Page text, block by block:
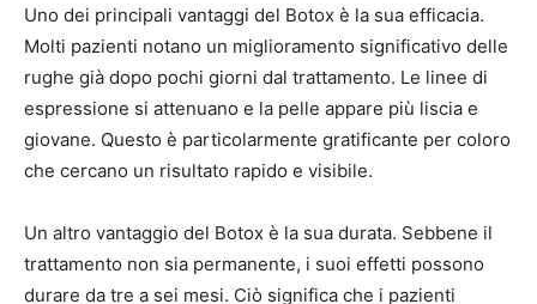
Uno dei principali vantaggi del Botox è la sua efficacia.
Molti pazienti notano un miglioramento significativo delle
rughe già dopo pochi giorni dal trattamento. Le linee di
espressione si attenuano e la pelle appare più liscia e
giovane. Questo è particolarmente gratificante per coloro
che cercano un risultato rapido e visibile.
Un altro vantaggio del Botox è la sua durata. Sebbene il
trattamento non sia permanente, i suoi effetti possono
durare da tre a sei mesi. Ciò significa che i pazienti